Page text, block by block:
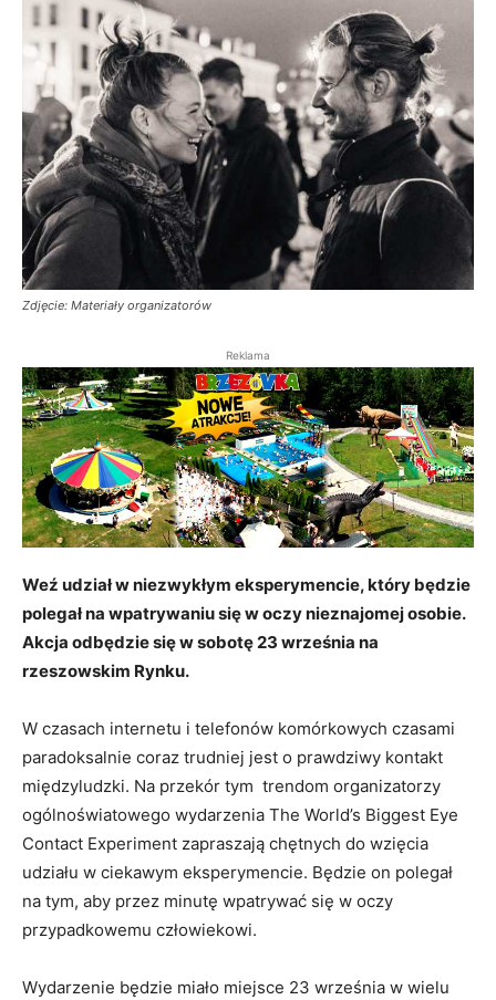
Zdjęcie: Materiały organizatorów
Reklama
Weź udział w niezwykłym eksperymencie, który będzie
polegał na wpatrywaniu się w oczy nieznajomej osobie.
Akcja odbędzie się w sobotę 23 września na
rzeszowskim Rynku.
W czasach internetu i telefonów komórkowych czasami
paradoksalnie coraz trudniej jest o prawdziwy kontakt
międzyludzki. Na przekór tym trendom organizatorzy
ogólnoświatowego wydarzenia The World’s Biggest Eye
Contact Experiment zapraszają chętnych do wzięcia
udziału w ciekawym eksperymencie. Będzie on polegał
na tym, aby przez minutę wpatrywać się w oczy
przypadkowemu człowiekowi.
Wydarzenie będzie miało miejsce 23 września w wielu